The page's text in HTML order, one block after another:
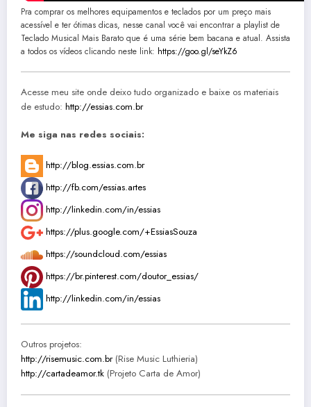
Pra comprar os melhores equipamentos e teclados por um preço mais
acessível e ter ótimas dicas, nesse canal você vai encontrar a playlist de
Teclado Musical Mais Barato que é uma série bem bacana e atual. Assista
a todos os vídeos clicando neste link: https://goo.gl/seYkZ6
Acesse meu site onde deixo tudo organizado e baixe os materiais
de estudo: http://essias.com.br
Me siga nas redes sociais:
http://blog.essias.com.br
http://fb.com/essias.artes
http://linkedin.com/in/essias
https://plus.google.com/+EssiasSouza
https://soundcloud.com/essias
https://br.pinterest.com/doutor_essias/
http://linkedin.com/in/essias
Outros projetos:
http://risemusic.com.br(Rise Music Luthieria)
http://cartadeamor.tk (Projeto Carta de Amor)